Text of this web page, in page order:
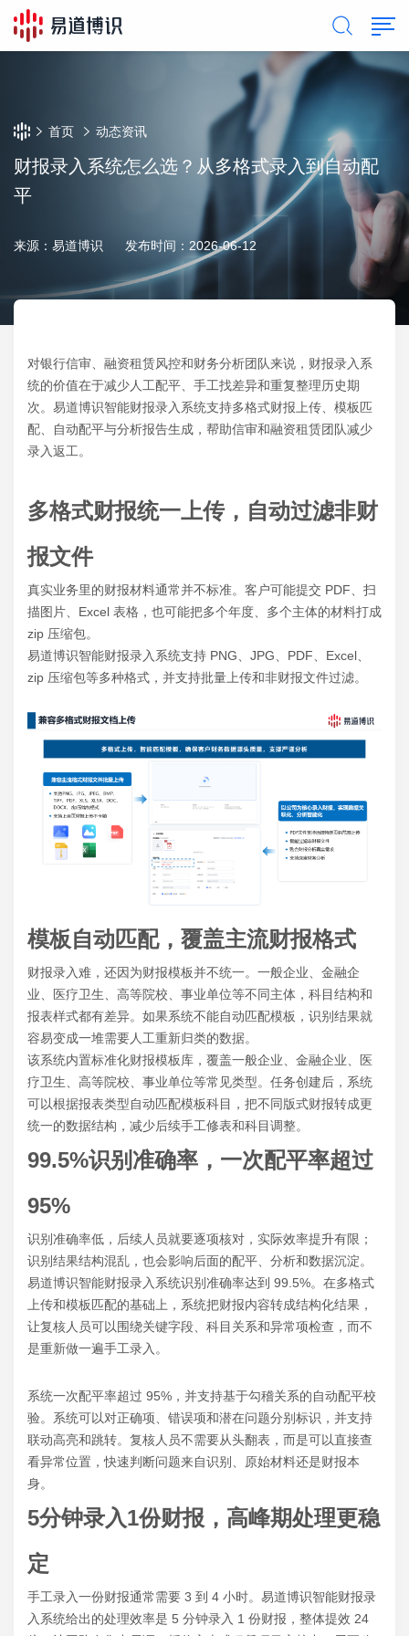
首页 动态资讯
财报录入系统怎么选？从多格式录入到自动配
平
来源：易道博识 发布时间：2026-06-12
对银行信审、融资租赁风控和财务分析团队来说，财报录入系
统的价值在于减少人工配平、手工找差异和重复整理历史期
次。易道博识智能财报录入系统支持多格式财报上传、模板匹
配、自动配平与分析报告生成，帮助信审和融资租赁团队减少
录入返工。
多格式财报统一上传，自动过滤非财
报文件
真实业务里的财报材料通常并不标准。客户可能提交 PDF、扫
描图片、Excel 表格，也可能把多个年度、多个主体的材料打成
zip 压缩包。
易道博识智能财报录入系统支持 PNG、JPG、PDF、Excel、
zip 压缩包等多种格式，并支持批量上传和非财报文件过滤。
模板自动匹配，覆盖主流财报格式
财报录入难，还因为财报模板并不统一。一般企业、金融企
业、医疗卫生、高等院校、事业单位等不同主体，科目结构和
报表样式都有差异。如果系统不能自动匹配模板，识别结果就
容易变成一堆需要人工重新归类的数据。
该系统内置标准化财报模板库，覆盖一般企业、金融企业、医
疗卫生、高等院校、事业单位等常见类型。任务创建后，系统
可以根据报表类型自动匹配模板科目，把不同版式财报转成更
统一的数据结构，减少后续手工修表和科目调整。
99.5%识别准确率，一次配平率超过
95%
识别准确率低，后续人员就要逐项核对，实际效率提升有限；
识别结果结构混乱，也会影响后面的配平、分析和数据沉淀。
易道博识智能财报录入系统识别准确率达到 99.5%。在多格式
上传和模板匹配的基础上，系统把财报内容转成结构化结果，
让复核人员可以围绕关键字段、科目关系和异常项检查，而不
是重新做一遍手工录入。
系统一次配平率超过 95%，并支持基于勾稽关系的自动配平校
验。系统可以对正确项、错误项和潜在问题分别标识，并支持
联动高亮和跳转。复核人员不需要从头翻表，而是可以直接查
看异常位置，快速判断问题来自识别、原始材料还是财报本
身。
5分钟录入1份财报，高峰期处理更稳
定
手工录入一份财报通常需要 3 到 4 小时。易道博识智能财报录
入系统给出的处理效率是 5 分钟录入 1 份财报，整体提效 24